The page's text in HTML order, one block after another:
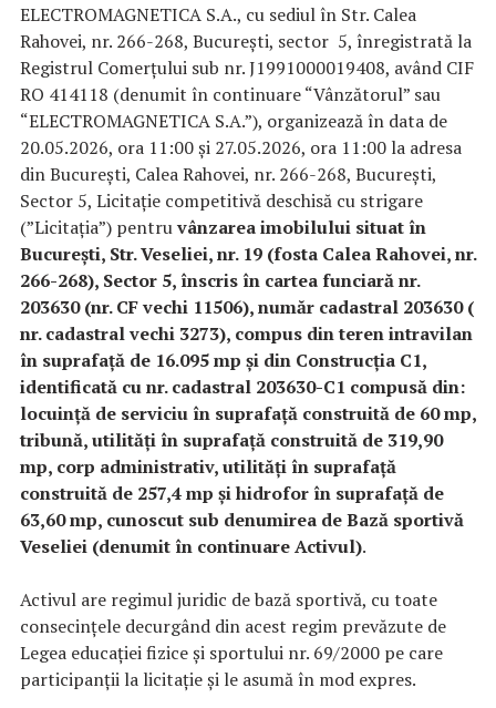
ELECTROMAGNETICA S.A., cu sediul în Str. Calea
Rahovei, nr. 266-268, București, sector 5, înregistrată la
Registrul Comerțului sub nr. J1991000019408, având CIF
RO 414118 (denumit în continuare “Vânzătorul” sau
“ELECTROMAGNETICA S.A.”), organizează în data de
20.05.2026, ora 11:00 și 27.05.2026, ora 11:00 la adresa
din București, Calea Rahovei, nr. 266-268, București,
Sector 5, Licitație competitivă deschisă cu strigare
(”Licitația”) pentru vânzareaimobilului situat în
București, Str. Veseliei, nr. 19 (fosta Calea Rahovei, nr.
266-268), Sector 5, înscris în cartea funciară nr.
203630 (nr. CF vechi 11506), număr cadastral 203630 (
nr. cadastral vechi 3273), compus din teren intravilan
în suprafață de 16.095 mp și din Construcția C1,
identificată cu nr. cadastral 203630-C1 compusă din:
locuință de serviciu în suprafață construită de 60 mp,
tribună, utilități în suprafață construită de 319,90
mp, corp administrativ, utilități în suprafață
construită de 257,4 mp și hidrofor în suprafață de
63,60 mp, cunoscut sub denumirea de Bază sportivă
Veseliei (denumit în continuare Activul).
Activul are regimul juridic de bază sportivă, cu toate
consecințele decurgând din acest regim prevăzute de
Legea educaţiei fizice şi sportului nr. 69/2000 pe care
participanții la licitație și le asumă în mod expres.